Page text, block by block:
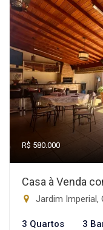
R$ 580.000
Casa à Venda
Jardim Imperial,
3 Quartos 3